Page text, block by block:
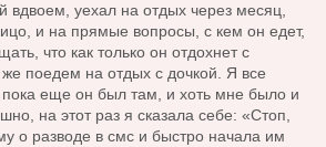
вдвоем, уехал на отдых через месяц,
и на прямые вопросы, с кем он едет,
что как только он отдохнет с
поедем на отдых с дочкой. Я все
пока еще он был там, и хоть мне было и
на этот раз я сказала себе: «Стоп,
о разводе в смс и быстро начала им